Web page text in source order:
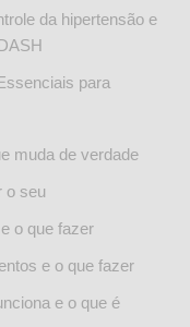
da hipertensão e
para
muda de verdade
o seu
o que fazer
e o que fazer
e o que é